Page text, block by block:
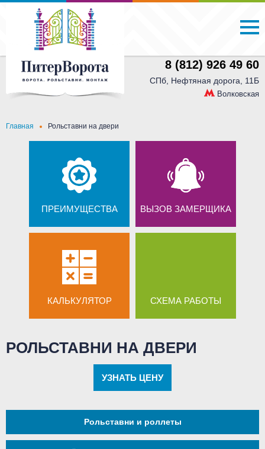
8 (812) 926 49 60
СПб, Нефтяная дорога, 11Б
Волковская
Главная Рольставни на двери
ПРЕИМУЩЕСТВА ВЫЗОВ ЗАМЕРЩИКА
КАЛЬКУЛЯТОР СХЕМА РАБОТЫ
РОЛЬСТАВНИ НА ДВЕРИ
УЗНАТЬ ЦЕНУ
Рольставни и роллеты